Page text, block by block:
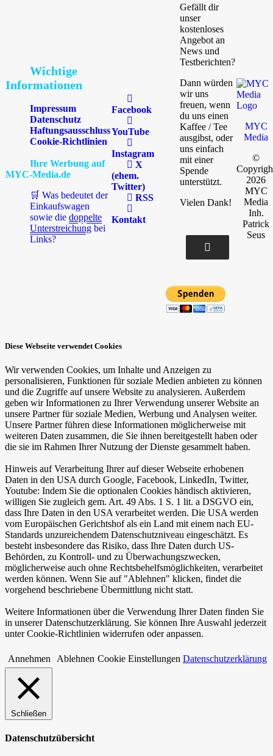
Wichtige
Informationen
Impressum
Datenschutz
Haftungsausschluss
Cookie-Richtlinien
Ihre Werbung auf
MYC-Media.de
🛒 Was bedeutet der
Einkaufswagen
sowie die doppelte
Unterstreichung bei
Links?
Facebook
YouTube
Instagram
X
(ehem.
Twitter)
RSS
Kontakt
Gefällt dir
unser
kostenloses
Angebot an
News und
Testberichten?
Dann würden
wir uns
freuen, wenn
du uns einen
Kaffee / Tee
ausgibst, oder
uns einfach
mit einer
Spende
unterstützt.
Vielen Dank!
MYC
Media
©
2026
MYC
Media
Inh.
Patrick
Seus
Diese Webseite verwendet Cookies
Wir verwenden Cookies, um Inhalte und Anzeigen zu
personalisieren, Funktionen für soziale Medien anbieten zu können
und die Zugriffe auf unsere Website zu analysieren. Außerdem
geben wir Informationen zu Ihrer Verwendung unserer Website an
unsere Partner für soziale Medien, Werbung und Analysen weiter.
Unsere Partner führen diese Informationen möglicherweise mit
weiteren Daten zusammen, die Sie ihnen bereitgestellt haben oder
die sie im Rahmen Ihrer Nutzung der Dienste gesammelt haben.
Hinweis auf Verarbeitung Ihrer auf dieser Webseite erhobenen
Daten in den USA durch Google, Facebook, LinkedIn, Twitter,
Youtube: Indem Sie die optionalen Cookies händisch aktivieren,
willigen Sie zugleich gem. Art. 49 Abs. 1 S. 1 lit. a DSGVO ein,
dass Ihre Daten in den USA verarbeitet werden. Die USA werden
vom Europäischen Gerichtshof als ein Land mit einem nach EU-
Standards unzureichendem Datenschutzniveau eingeschätzt. Es
besteht insbesondere das Risiko, dass Ihre Daten durch US-
Behörden, zu Kontroll- und zu Überwachungszwecken,
möglicherweise auch ohne Rechtsbehelfsmöglichkeiten, verarbeitet
werden können. Wenn Sie auf "Ablehnen" klicken, findet die
vorgehend beschriebene Übermittlung nicht statt.
Weitere Informationen über die Verwendung Ihrer Daten finden Sie
in unserer Datenschutzerklärung. Sie können Ihre Auswahl jederzeit
unter Cookie-Richtlinien widerrufen oder anpassen.
Annehmen Ablehnen Cookie Einstellungen Datenschutzerklärung
Schließen
Datenschutzübersicht